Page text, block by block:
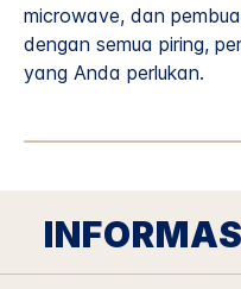
microwave, dan
dengan semua piring,
yang Anda perlukan.